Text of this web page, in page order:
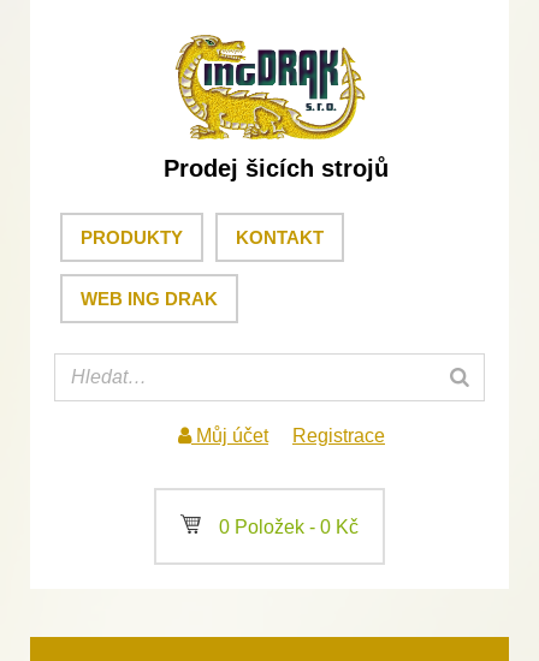
Prodej šicích strojů
PRODUKTY KONTAKT
WEB ING DRAK
Můj účet Registrace
a 0 Položek - 0 Kč